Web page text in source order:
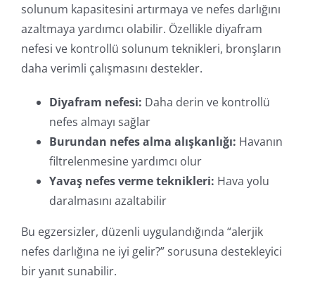
solunum kapasitesini artırmaya ve nefes darlığını
azaltmaya yardımcı olabilir. Özellikle diyafram
nefesi ve kontrollü solunum teknikleri, bronşların
daha verimli çalışmasını destekler.
Diyafram nefesi: Daha derin ve kontrollü
nefes almayı sağlar
Burundan nefes alma alışkanlığı: Havanın
filtrelenmesine yardımcı olur
Yavaş nefes verme teknikleri: Hava yolu
daralmasını azaltabilir
Bu egzersizler, düzenli uygulandığında “alerjik
nefes darlığına ne iyi gelir?” sorusuna destekleyici
bir yanıt sunabilir.